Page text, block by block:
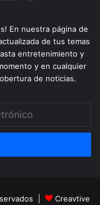
En nuestra página de
de tus temas
entretenimiento y
y en cualquier
de noticias.
| Creavtive